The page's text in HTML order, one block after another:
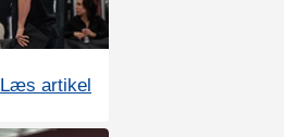
Læs artikel